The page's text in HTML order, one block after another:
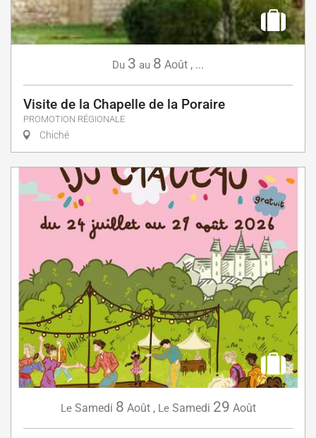
Du 3 au 8 Août , ...
Visite de la Chapelle de la Poraire
PROMOTION RÉGIONALE
Chiché
Le Samedi 8 Août, Le Samedi 29 Août